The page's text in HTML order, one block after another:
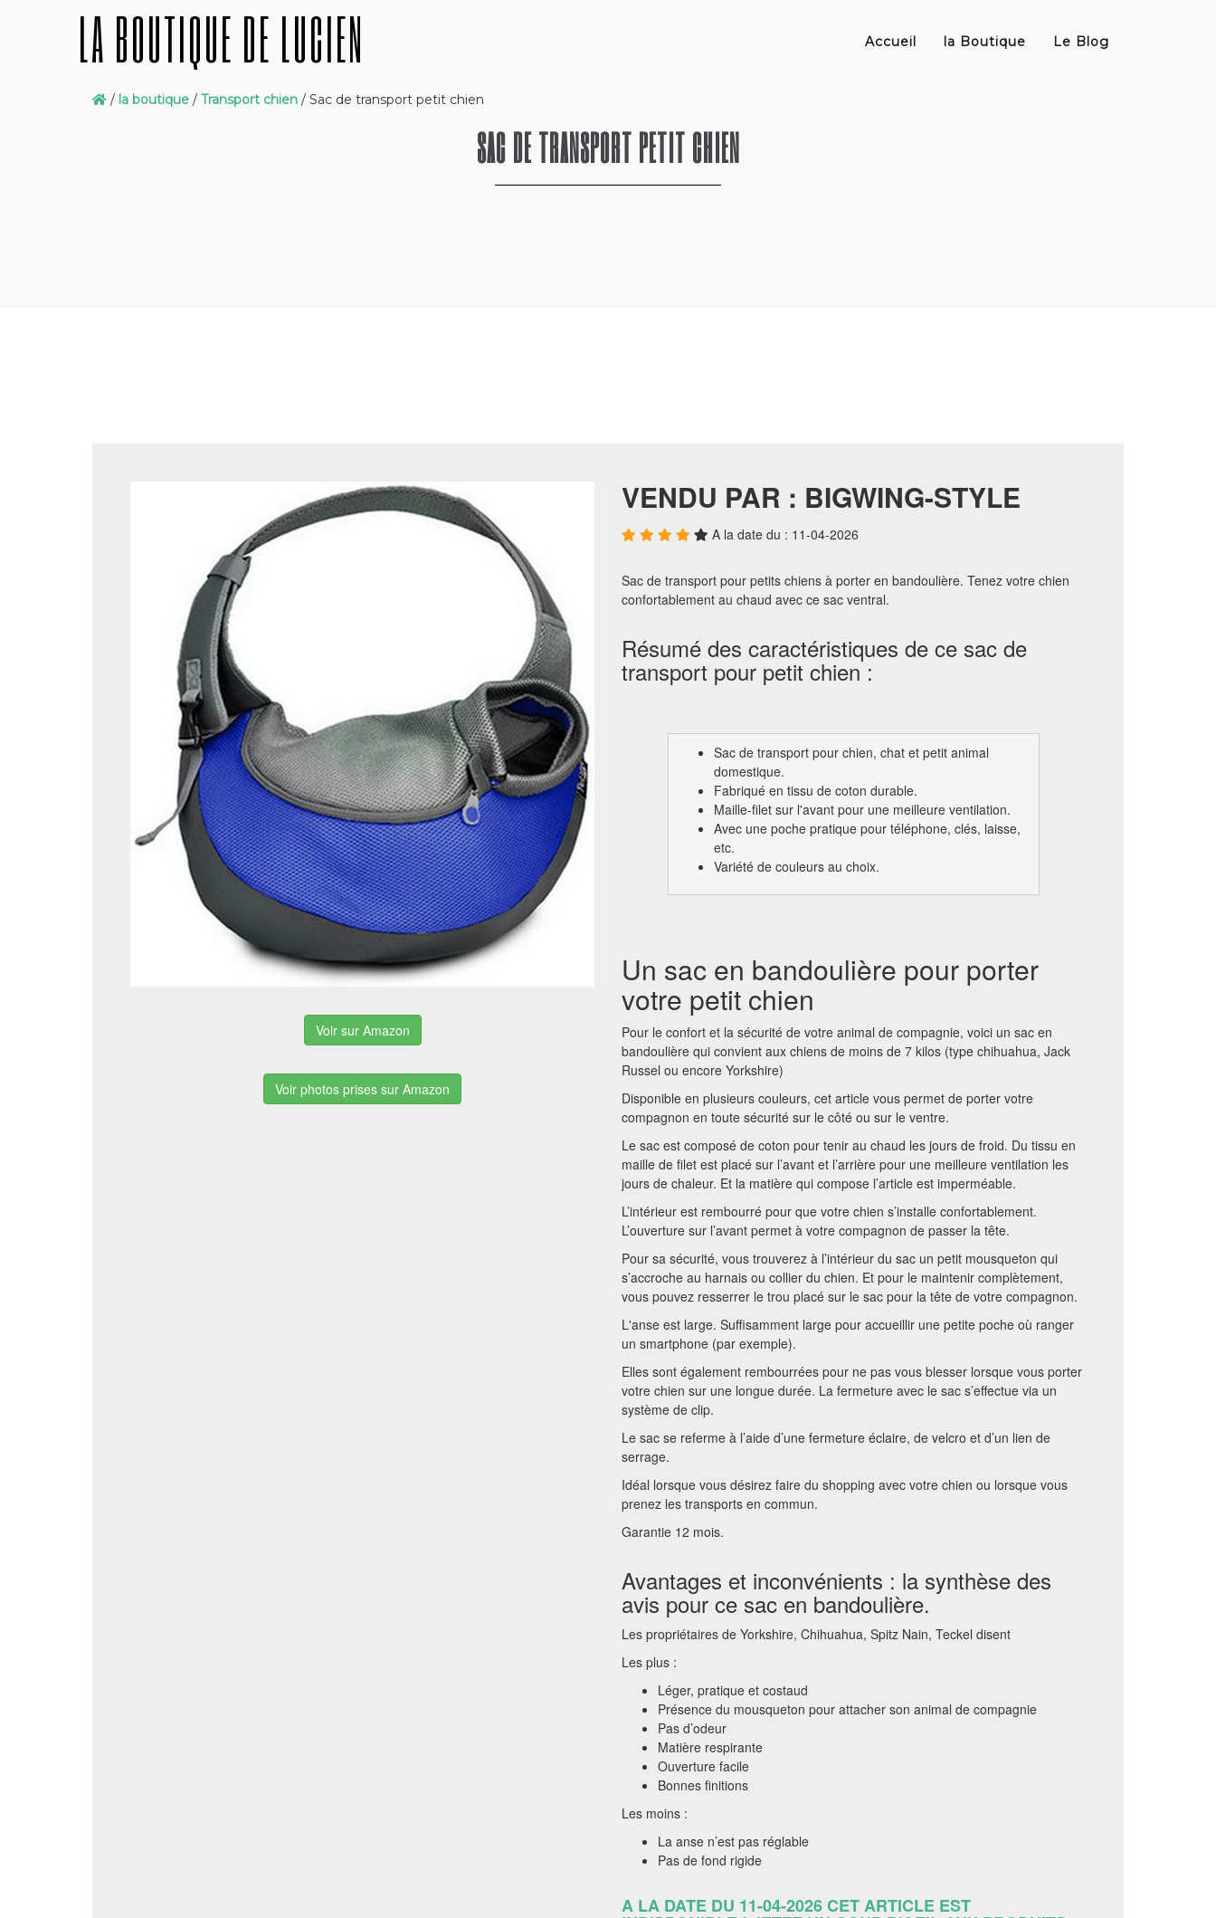
LA BOUTIQUE DE LUCIEN Accueil la Boutique Le Blog
/ la boutique / Transport chien / Sac de transport petit chien
SAC DE TRANSPORT PETIT CHIEN
Voir sur Amazon
Voir photos prises sur Amazon
VENDU PAR : BIGWING-STYLE
A la date du : 11-04-2026
Sac de transport pour petits chiens à porter en bandoulière. Tenez votre chien
confortablement au chaud avec ce sac ventral.
Résumé des caractéristiques de ce sac de
transport pour petit chien :
Sac de transport pour chien, chat et petit animal
domestique.
Fabriqué en tissu de coton durable.
Maille-filet sur l'avant pour une meilleure ventilation.
Avec une poche pratique pour téléphone, clés, laisse,
etc.
Variété de couleurs au choix.
Un sac en bandoulière pour porter
votre petit chien
Pour le confort et la sécurité de votre animal de compagnie, voici un sac en
bandoulière qui convient aux chiens de moins de 7 kilos (type chihuahua, Jack
Russel ou encore Yorkshire)
Disponible en plusieurs couleurs, cet article vous permet de porter votre
compagnon en toute sécurité sur le côté ou sur le ventre.
Le sac est composé de coton pour tenir au chaud les jours de froid. Du tissu en
maille de filet est placé sur l’avant et l’arrière pour une meilleure ventilation les
jours de chaleur. Et la matière qui compose l’article est imperméable.
L’intérieur est rembourré pour que votre chien s’installe confortablement.
L’ouverture sur l’avant permet à votre compagnon de passer la tête.
Pour sa sécurité, vous trouverez à l’intérieur du sac un petit mousqueton qui
s’accroche au harnais ou collier du chien. Et pour le maintenir complètement,
vous pouvez resserrer le trou placé sur le sac pour la tête de votre compagnon.
L'anse est large. Suffisamment large pour accueillir une petite poche où ranger
un smartphone (par exemple).
Elles sont également rembourrées pour ne pas vous blesser lorsque vous porter
votre chien sur une longue durée. La fermeture avec le sac s’effectue via un
système de clip.
Le sac se referme à l’aide d’une fermeture éclaire, de velcro et d’un lien de
serrage.
Idéal lorsque vous désirez faire du shopping avec votre chien ou lorsque vous
prenez les transports en commun.
Garantie 12 mois.
Avantages et inconvénients : la synthèse des
avis pour ce sac en bandoulière.
Les propriétaires de Yorkshire, Chihuahua, Spitz Nain, Teckel disent
Les plus :
Léger, pratique et costaud
Présence du mousqueton pour attacher son animal de compagnie
Pas d’odeur
Matière respirante
Ouverture facile
Bonnes finitions
Les moins :
La anse n’est pas réglable
Pas de fond rigide
A LA DATE DU 11-04-2026 CET ARTICLE EST